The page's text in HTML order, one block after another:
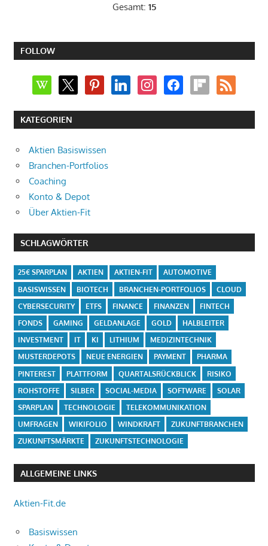
Gesamt: 15
FOLLOW
wikipedia
x pinterestlinkedininstagramfacebookflipboard
rss
KATEGORIEN
Aktien Basiswissen
Branchen-Portfolios
Coaching
Konto & Depot
Über Aktien-Fit
SCHLAGWÖRTER
25€ SPARPLAN AKTIEN AKTIEN-FIT
AUTOMOTIVE
BASISWISSEN
BIOTECH BRANCHEN-PORTFOLIOS
CLOUD
CYBERSECURITY
ETFS FINANCE FINANZEN
FINTECH
FONDS
GAMING GELDANLAGE GOLD
HALBLEITER
INVESTMENT
IT KI LITHIUM
MEDIZINTECHNIK
MUSTERDEPOTS
NEUE ENERGIEN PAYMENT
PHARMA
PINTEREST
PLATTFORM QUARTALSRÜCKBLICK
RISIKO
ROHSTOFFE
SILBER SOCIAL-MEDIA SOFTWARE
SOLAR
SPARPLAN
TECHNOLOGIE
TELEKOMMUNIKATION
UMFRAGEN
WIKIFOLIO WINDKRAFT
ZUKUNFTBRANCHEN
ZUKUNFTSMÄRKTE
ZUKUNFTSTECHNOLOGIE
ALLGEMEINE LINKS
Aktien-Fit.de
Basiswissen